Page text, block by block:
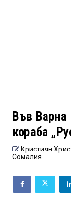
Във
кораба
Кристиян
Сомалия